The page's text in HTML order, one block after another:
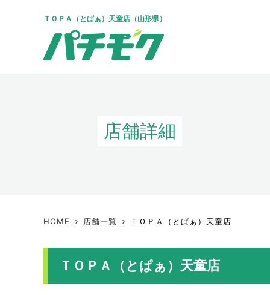
ＴＯＰＡ（とぱぁ）天童店（山形県）
店舗詳細
HOME keyboard_arrow_right 店舗一覧 keyboard_arrow_right ＴＯＰＡ（とぱぁ）天童店
ＴＯＰＡ（とぱぁ）天童店